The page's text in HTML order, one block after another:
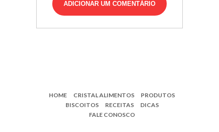
HOME CRISTAL ALIMENTOS
PRODUTOS
BISCOITOS
RECEITAS
DICAS
FALE CONOSCO